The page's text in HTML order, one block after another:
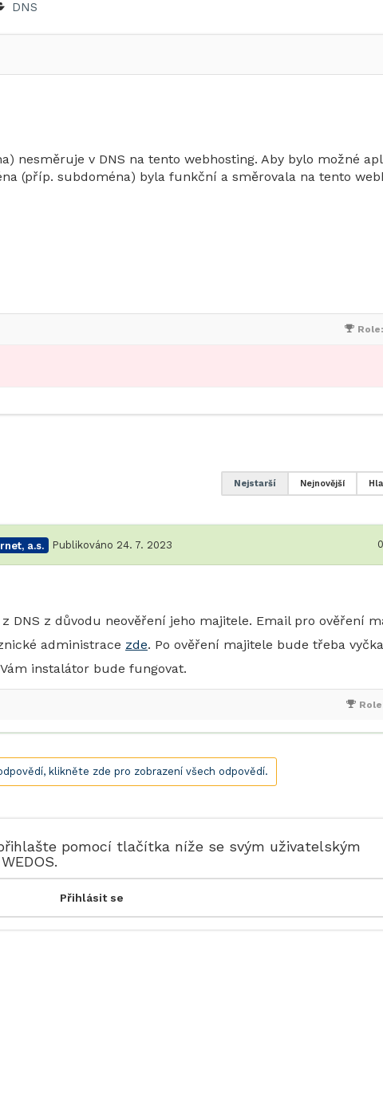
DNS
nesměruje v DNS na tento webhosting. Aby bylo možné
(příp. subdoména) byla funkční a směrovala na tento
Role:
Nejnovější
Nejstarší
a.s. Publikováno 24. 7. 2023 0
DNS z důvodu neověření jeho majitele. Email pro ověření
administrace zde. Po ověření majitele bude třeba
instalátor bude fungovat.
klikněte zde pro zobrazení všech odpovědí.
pomocí tlačítka níže se svým uživatelským